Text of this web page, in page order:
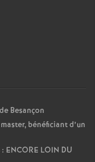
Besançon
bénéficiant d’un
: ENCORE LOIN DU